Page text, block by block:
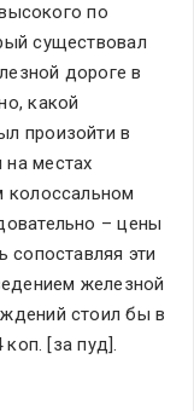
по
существовал
дороге в
какой
произойти в
местах
колоссальном
– цены
сопоставляя эти
железной
стоил бы в
коп. [за пуд].